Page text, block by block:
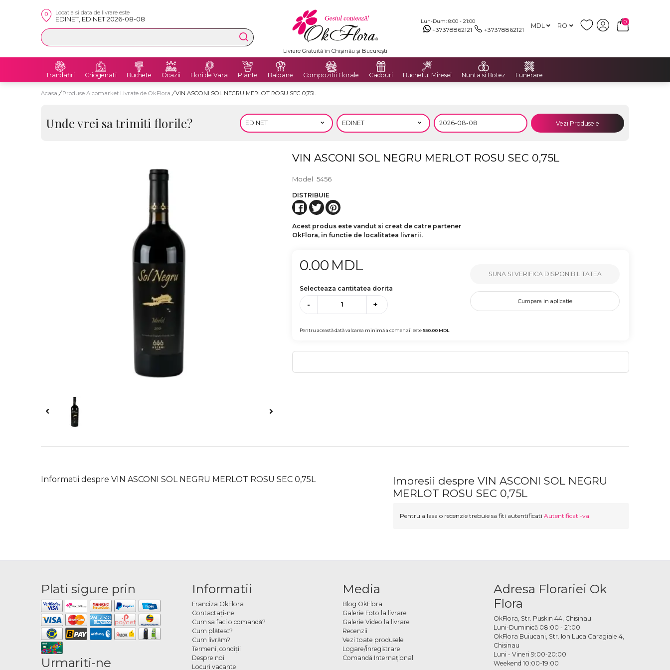
Locatia si data de livrare este
EDINET, EDINET 2026-08-08 Lun-Dum: 8:00 - 21:00
+37378862121 +37378862121 MDL RO
0
Livrare Gratuită în Chișinău și București
Trandafiri Criogenati Buchete Ocazii Flori de Vara Plante Baloane Compozitii Florale Cadouri Buchetul Miresei Nunta si Botez Funerare
Acasa / Produse Alcomarket Livrate de OkFlora / VIN ASCONI SOL NEGRU MERLOT ROSU SEC 0,75L
Unde vrei sa trimiti florile? Vezi Produsele
VIN ASCONI SOL NEGRU MERLOT ROSU SEC 0,75L
Model 5456
DISTRIBUIE
Acest produs este vandut si creat de catre partener
OkFlora, in functie de localitatea livrarii.
0.00 MDL
Selecteaza cantitatea dorita
- +
Pentru această dată valoarea minimă a comenzii este550.00MDL
SUNA SI VERIFICA DISPONIBILITATEA
Cumpara in aplicatie
Informatii despre VIN ASCONI SOL NEGRU MERLOT ROSU SEC 0,75L
Impresii despre VIN ASCONI SOL NEGRU
MERLOT ROSU SEC 0,75L
Pentru a lasa o recenzie trebuie sa fiti autentificati Autentificati-va
Plati sigure prin
Urmariti-ne
Informatii
Franciza OkFlora
Contactaţi-ne
Cum sa faci o comandă?
Cum plătesc?
Cum livrăm?
Termeni, condiţii
Despre noi
Locuri vacante
Media
Blog OkFlora
Galerie Foto la livrare
Galerie Video la livrare
Recenzii
Vezi toate produsele
Logare/Înregistrare
Comandă Internațional
Adresa Florariei Ok
Flora
OkFlora, Str. Puskin 44, Chisinau
Luni-Duminică 08:00 - 21:00
OkFlora Buiucani, Str. Ion Luca Caragiale 4,
Chisinau
Luni - Vineri 9:00-20:00
Weekend 10:00-19:00